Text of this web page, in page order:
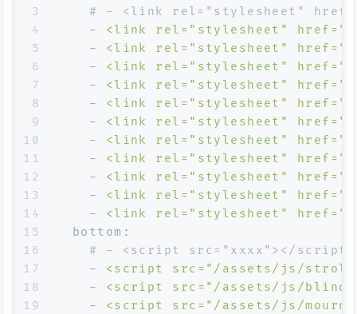
3
4
5
6
7
8
9
10
11
12
13
14
15
16
17
18
19
# - <link rel="stylesheet"
-
<link rel="stylesheet"
href="/
-
<link rel="stylesheet"
-
<link rel="stylesheet"
href="/
-
<link rel="stylesheet"
href="/
-
<link rel="stylesheet"
-
<link rel="stylesheet"
-
<link rel="stylesheet"
href="/
-
<link rel="stylesheet"
href="/
-
<link rel="stylesheet"
href="/
-
<link rel="stylesheet"
href="/
-
<link rel="stylesheet"
href="/
bottom:
# - <script src="xxxx"></script>
-
<script
src="/assets/js/
-
<script
src="/assets/js/
-
<script
src="/assets/js/